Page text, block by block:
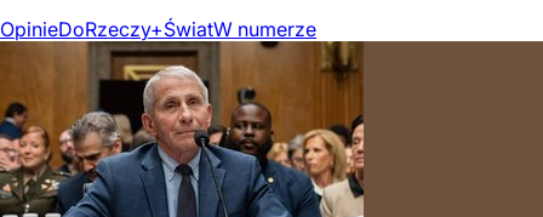
OpinieDoRzeczy+ŚwiatW numerze